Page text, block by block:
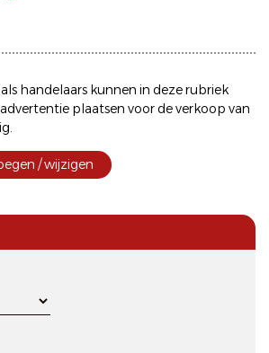
handelaars kunnen in deze rubriek
advertentie plaatsen voor deverkoop van
/ wijzigen